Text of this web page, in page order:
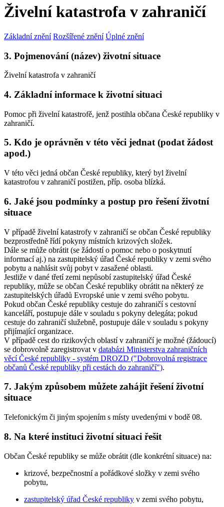
Živelní katastrofa v zahraničí
Základní znění Rozšířené znění Úplné znění
3. Pojmenování (název) životní situace
Živelní katastrofa v zahraničí
4. Základní informace k životní situaci
Pomoc při živelní katastrofě, jenž postihla občana České republiky v
zahraničí.
5. Kdo je oprávněn v této věci jednat (podat žádost
apod.)
V této věci jedná občan České republiky, který byl živelní
katastrofou v zahraničí postižen, příp. osoba blízká.
6. Jaké jsou podmínky a postup pro řešení životní
situace
V případě živelní katastrofy v zahraničí se občan České republiky
bezprostředně řídí pokyny místních krizových složek.
Dále se může obrátit (se žádostí o pomoc nebo o poskytnutí
informací aj.) na zastupitelský úřad České republiky v zemi svého
pobytu a nahlásit svůj pobyt v zasažené oblasti.
Jestliže v dané třetí zemi nepůsobí zastupitelský úřad České
republiky, může se občan České republiky obrátit na některý ze
zastupitelských úřadů Evropské unie v zemi svého pobytu.
Pokud občan České republiky cestuje do zahraničí s cestovní
kanceláří, postupuje dále v souladu s pokyny delegáta; pokud
cestuje do zahraničí služebně, postupuje dále v souladu s pokyny
přijímající organizace.
V případě cest do rizikových oblastí v zahraničí je možné (žádoucí)
se dobrovolně zaregistrovat v databázi Ministerstva zahraničních
věcí České republiky - systém DROZD ("Dobrovolná registrace
občanů České republiky při cestách do zahraničí").
7. Jakým způsobem můžete zahájit řešení životní
situace
Telefonickým či jiným spojením s místy uvedenými v bodě 08.
8. Na které instituci životní situaci řešit
Občan České republiky se může obrátit (dle konkrétní situace) na:
krizové, bezpečnostní a pořádkové složky v zemi svého
pobytu,
zastupitelský úřad České republiky v zemi svého pobytu,